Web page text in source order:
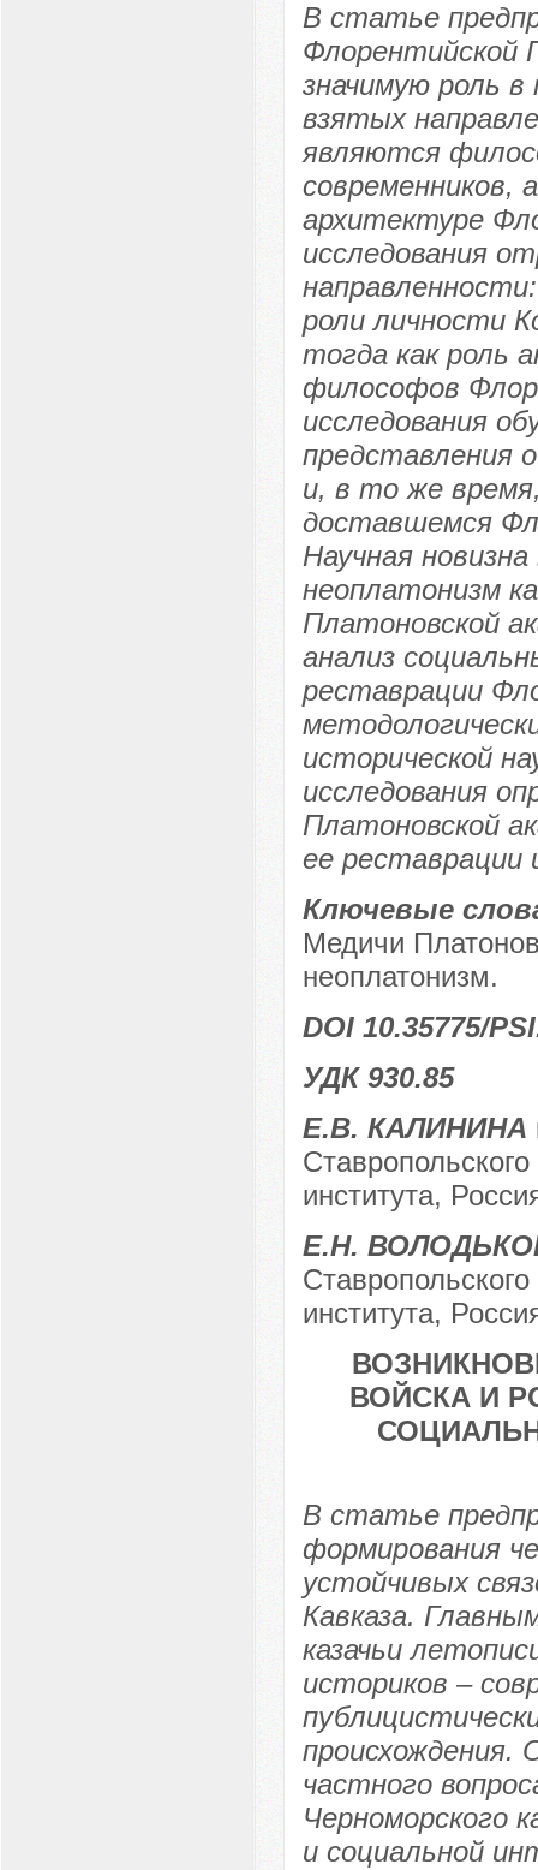
В статье
Флорентийской
значимую роль в
взятых
являются
современников,
архитектуре
исследования
роли личности
тогда как роль
философов
исследования
представления
и, в то же
доставшемся
Научная
неоплатонизм
Платоновской
анализ
реставрации
исторической
исследования
Платоновской
ее реставрации
Ключевые
Медичи
неоплатонизм.
DOI 10.35775/
УДК 930.85
Е.В. КАЛИНИНА
Ставропольского
института,
Е.Н.
Ставропольского
института,
ВОЙСКА И
В статье
формирования
устойчивых
Кавказа.
казачьи
историков –
происхождения.
частного
Черноморского
и социальной